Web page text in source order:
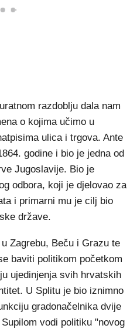
razdoblju dala nam
o kojima učimo u
ulica i trgova. Ante
godine i bio je jedna od
Jugoslavije. Bio je
odbora, koji je djelovao za
i primarni mu je cilj bio
države.
Zagrebu, Beču i Grazu te
baviti politikom početkom
ujedinjenja svih hrvatskih
U Splitu je bio iznimno
gradonačelnika dvije
vodi politiku "novog